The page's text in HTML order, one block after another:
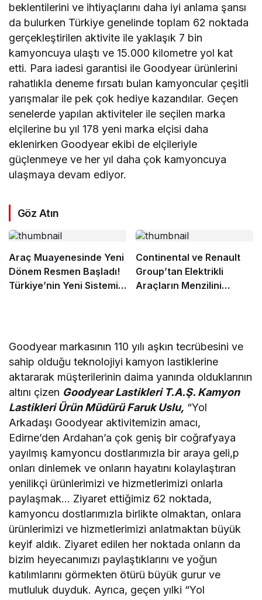
beklentilerini ve ihtiyaçlarını daha iyi anlama şansı
da bulurken Türkiye genelinde toplam 62 noktada
gerçekleştirilen aktivite ile yaklaşık 7 bin
kamyoncuya ulaştı ve 15.000 kilometre yol kat
etti. Para iadesi garantisi ile Goodyear ürünlerini
rahatlıkla deneme fırsatı bulan kamyoncular çeşitli
yarışmalar ile pek çok hediye kazandılar. Geçen
senelerde yapılan aktiviteler ile seçilen marka
elçilerine bu yıl 178 yeni marka elçisi daha
eklenirken Goodyear ekibi de elçileriyle
güçlenmeye ve her yıl daha çok kamyoncuya
ulaşmaya devam ediyor.
Göz Atın
Araç Muayenesinde Yeni
Dönem Resmen Başladı!
Türkiye’nin Yeni Sistemi
Continental ve Renault
Group’tan Elektrikli
Araçların Menzilini
Goodyear markasının 110 yılı aşkın tecrübesini ve
sahip olduğu teknolojiyi kamyon lastiklerine
aktararak müşterilerinin daima yanında olduklarının
altını çizen Goodyear Lastikleri T.A.Ş. Kamyon
Lastikleri Ürün Müdürü Faruk Uslu, “Yol
Arkadaşı Goodyear aktivitemizin amacı,
Edirne’den Ardahan’a çok geniş bir coğrafyaya
yayılmış kamyoncu dostlarımızla bir araya geli,p
onları dinlemek ve onların hayatını kolaylaştıran
yenilikçi ürünlerimizi ve hizmetlerimizi onlarla
paylaşmak… Ziyaret ettiğimiz 62 noktada,
kamyoncu dostlarımızla birlikte olmaktan, onlara
ürünlerimizi ve hizmetlerimizi anlatmaktan büyük
keyif aldık. Ziyaret edilen her noktada onların da
bizim heyecanımızı paylaştıklarını ve yoğun
katılımlarını görmekten ötürü büyük gurur ve
mutluluk duyduk. Ayrıca, geçen yılki “Yol